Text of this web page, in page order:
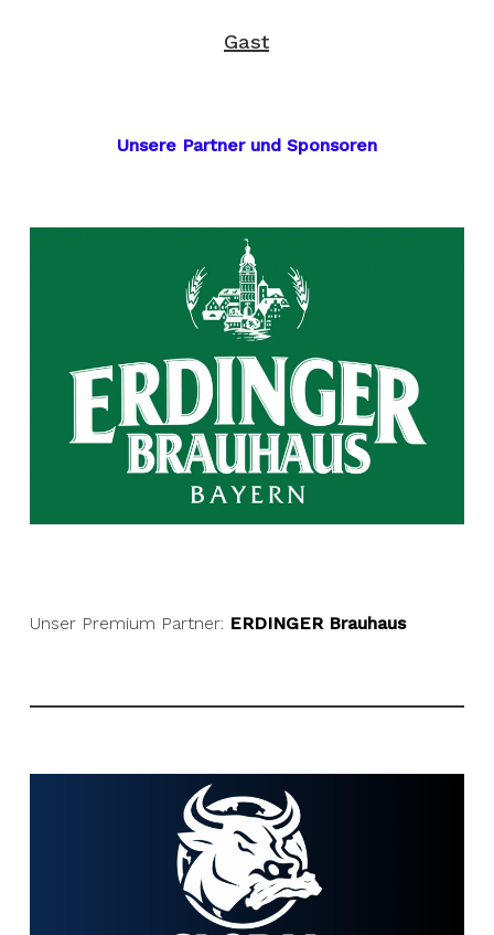
Gast
Unsere Partner und Sponsoren
Unser Premium Partner: ERDINGER Brauhaus